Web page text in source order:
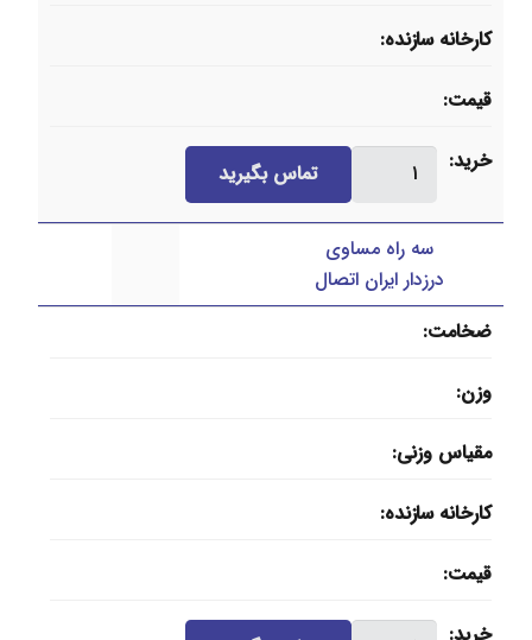
کارخانه سازنده
قیمت
خرید
تبدیل
ایران
اتصال
عدد
تماس بگیرید
سه راه مساوی
درزدار ایران اتصال
ضخامت
وزن
مقیاس وزنی
کارخانه سازنده
قیمت